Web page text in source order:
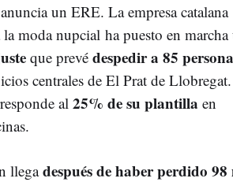
anuncia un ERE. La empresa catalana
la moda nupcial ha puesto en marcha
que prevé despedir a 85
centrales de El Prat de
al 25% de su plantilla en
llegadespués de haber perdido